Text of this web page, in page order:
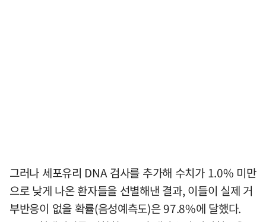
그러나 세포유리 DNA 검사를 추가해 수치가 1.0% 미만
으로 낮게 나온 환자들을 선별해낸 결과, 이들이 실제 거
부반응이 없을 확률(음성예측도)은 97.8%에 달했다.